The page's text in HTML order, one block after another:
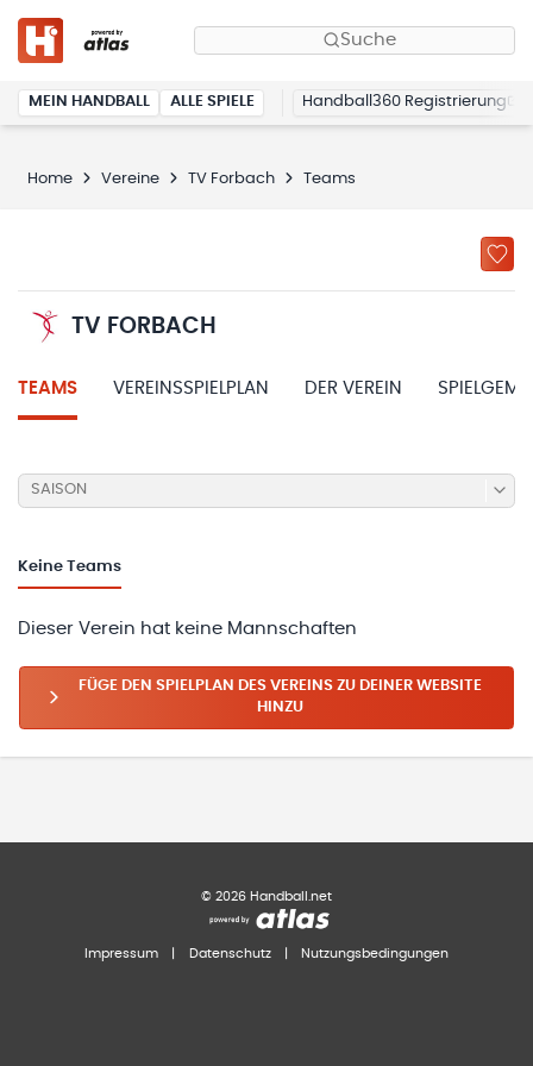
Suche
MEIN HANDBALL ALLE SPIELE Handball360 Registrierung
Home Vereine TV Forbach Teams
TV FORBACH
TEAMS VEREINSSPIELPLAN DER VEREIN
SAISON
Keine Teams
Dieser Verein hat keine Mannschaften
FÜGE DEN SPIELPLAN DES VEREINS ZU DEINER WEBSITE
HINZU
© 2026 Handball.net
Impressum Datenschutz Nutzungsbedingungen